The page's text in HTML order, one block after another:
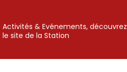
Activités & Evénements, découvrez
le site de la Station